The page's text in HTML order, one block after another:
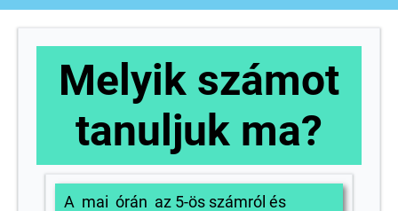
Melyik számot
tanuljuk ma?
A mai órán az 5-ös számról és